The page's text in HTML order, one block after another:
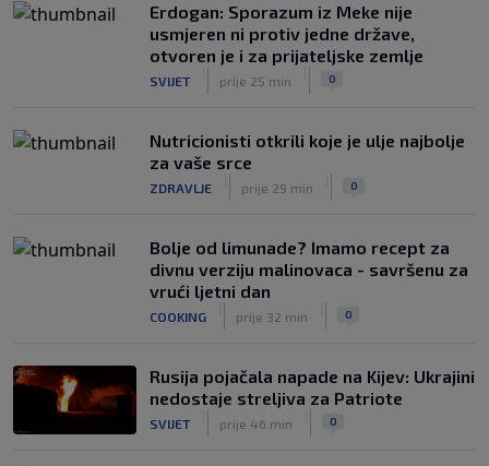
poručuju: Ako treba, neka bude bojkot
NOGOMET
|
7. aug.
| 0
Erdogan: Sporazum iz Meke nije
usmjeren ni protiv jedne države,
otvoren je i za prijateljske zemlje
SVIJET prije 25 min 0
Nutricionisti otkrili koje je ulje najbolje
za vaše srce
ZDRAVLJE prije 29 min 0
Bolje od limunade? Imamo recept za
divnu verziju malinovaca - savršenu za
vrući ljetni dan
COOKING prije 32 min 0
Rusija pojačala napade na Kijev: Ukrajini
nedostaje streljiva za Patriote
SVIJET prije 46 min 0